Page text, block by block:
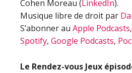
Cohen Moreau (LinkedIn).
Musique libre de droit par
S’abonner au Apple Podcasts,
Spotify, Google Podcasts,
Le Rendez-vous Jeux